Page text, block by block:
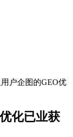
户企图的GEO优
化已业获